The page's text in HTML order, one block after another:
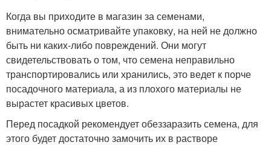
Когда вы приходите в магазин за семенами,
внимательно осматривайте упаковку, на ней не должно
быть ни каких-либо повреждений. Они могут
свидетельствовать о том, что семена неправильно
транспортировались или хранились, это ведет к порче
посадочного материала, а из плохого материалы не
вырастет красивых цветов.
Перед посадкой рекомендует обеззаразить семена, для
этого будет достаточно замочить их в растворе